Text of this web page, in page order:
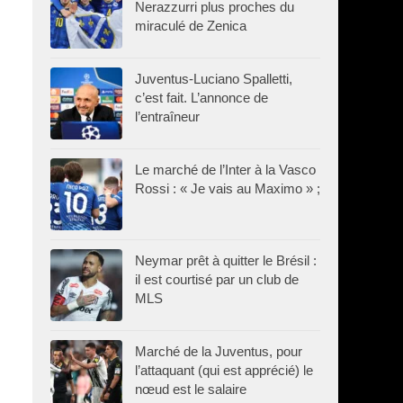
Nerazzurri plus proches du
miraculé de Zenica
Juventus-Luciano Spalletti,
c’est fait. L’annonce de
l’entraîneur
Le marché de l’Inter à la Vasco
Rossi : « Je vais au Maximo » ;
Neymar prêt à quitter le Brésil :
il est courtisé par un club de
MLS
Marché de la Juventus, pour
l’attaquant (qui est apprécié) le
nœud est le salaire